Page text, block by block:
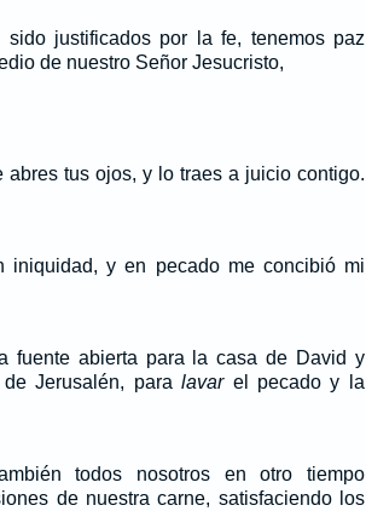
sido justificados por la fe, tenemos paz
de nuestro Señor Jesucristo,
abres tus ojos, y lo traes a juicio contigo.
iniquidad, y en pecado me concibió mi
fuente abierta para la casa de David y
de Jerusalén, paralavarel pecado y la
todos nosotros en otro tiempo
de nuestra carne, satisfaciendo los